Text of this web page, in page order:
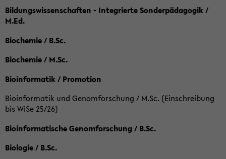
Bildungswissenschaften - Integrierte Sonderpädagogik /
M.Ed.
Biochemie / B.Sc.
Biochemie / M.Sc.
Bioinformatik / Promotion
Bioinformatik und Genomforschung / M.Sc. (Einschreibung
bis WiSe 25/26)
Bioinformatische Genomforschung / B.Sc.
Biologie / B.Sc.